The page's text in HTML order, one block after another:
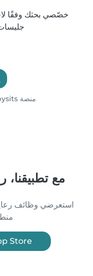
خصّصي بحثك وفقًا
منصة Babysits مجانية لجليسات الأطفال!
مع تطبيقنا،
استعرضي وظائف